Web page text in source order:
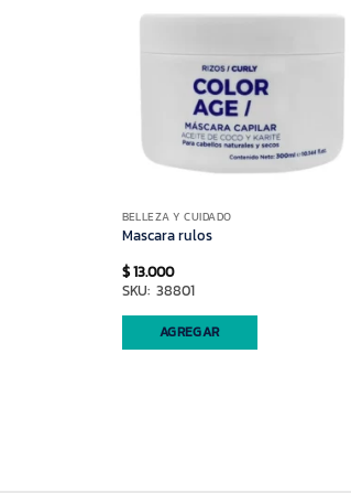
BELLEZA Y CUIDADO
Mascara rulos
$13.000
SKU: 38801
AGREGAR